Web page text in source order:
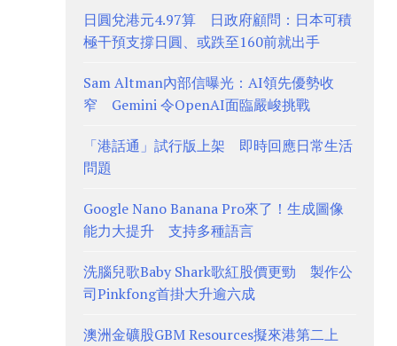
日圓兌港元4.97算 日政府顧問：日本可積
極干預支撐日圓、或跌至160前就出手
Sam Altman內部信曝光：AI領先優勢收
窄 Gemini 令OpenAI面臨嚴峻挑戰
「港話通」試行版上架 即時回應日常生活
問題
Google Nano Banana Pro來了！生成圖像
能力大提升 支持多種語言
洗腦兒歌Baby Shark歌紅股價更勁 製作公
司Pinkfong首掛大升逾六成
澳洲金礦股GBM Resources擬來港第二上